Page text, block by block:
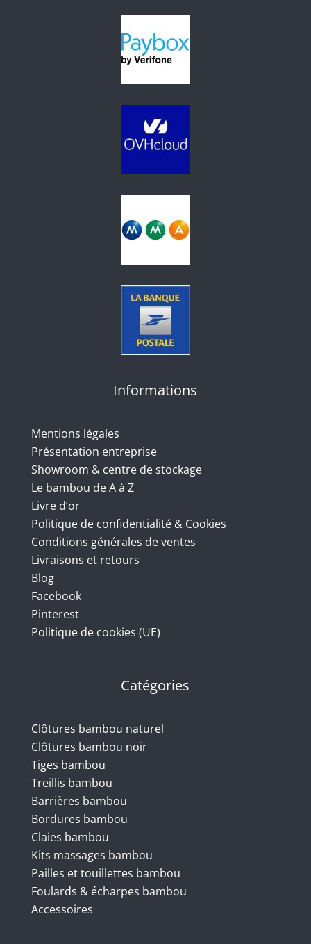
Informations
Mentions légales
Présentation entreprise
Showroom & centre de stockage
Le bambou de A à Z
Livre d’or
Politique de confidentialité & Cookies
Conditions générales de ventes
Livraisons et retours
Blog
Facebook
Pinterest
Politique de cookies (UE)
Catégories
Clôtures bambou naturel
Clôtures bambou noir
Tiges bambou
Treillis bambou
Barrières bambou
Bordures bambou
Claies bambou
Kits massages bambou
Pailles et touillettes bambou
Foulards & écharpes bambou
Accessoires